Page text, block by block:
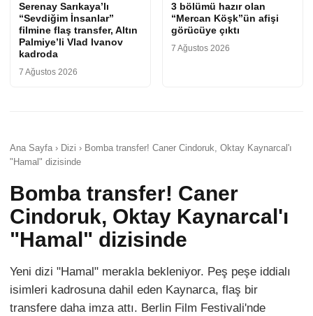
Serenay Sarıkaya’lı
“Sevdiğim İnsanlar”
filmine flaş transfer, Altın
Palmiye’li Vlad Ivanov
kadroda
7 Ağustos 2026
3 bölümü hazır olan
“Mercan Köşk”ün afişi
görücüye çıktı
7 Ağustos 2026
Ana Sayfa › Dizi › Bomba transfer! Caner Cindoruk, Oktay Kaynarcal'ı
"Hamal" dizisinde
Bomba transfer! Caner
Cindoruk, Oktay Kaynarcal'ı
"Hamal" dizisinde
Yeni dizi "Hamal" merakla bekleniyor. Peş peşe iddialı
isimleri kadrosuna dahil eden Kaynarca, flaş bir
transfere daha imza attı. Berlin Film Festivali'nde